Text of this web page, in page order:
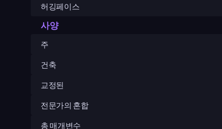
허깅페이스
사양
주
건축
교정된
전문가의 혼합
총 매개변수